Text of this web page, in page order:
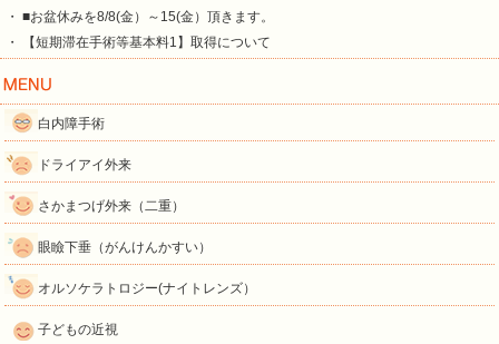
・ ■お盆休みを8/8(金）～15(金）頂きます。
・ 【短期滞在手術等基本料1】取得について
白内障手術
ドライアイ外来
さかまつげ外来（二重）
眼瞼下垂（がんけんかすい）
オルソケラトロジー(ナイトレンズ）
子どもの近視